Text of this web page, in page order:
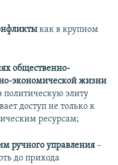
как в крупном
общественно-
экономической жизни
элиту
доступ не только к
ресурсам;
ручного управления –
до прихода